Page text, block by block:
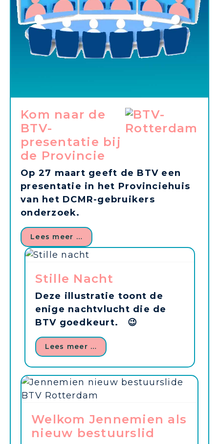
Kom naar de
BTV-
presentatie bij
de Provincie
Op 27 maart geeft de BTV een
presentatie in het Provinciehuis
van het DCMR-gebruikers
onderzoek.
Lees meer …
Stille Nacht
Deze illustratie toont de
enige nachtvlucht die de
BTV goedkeurt. 😉
Lees meer …
Welkom Jennemien als
nieuw bestuurslid